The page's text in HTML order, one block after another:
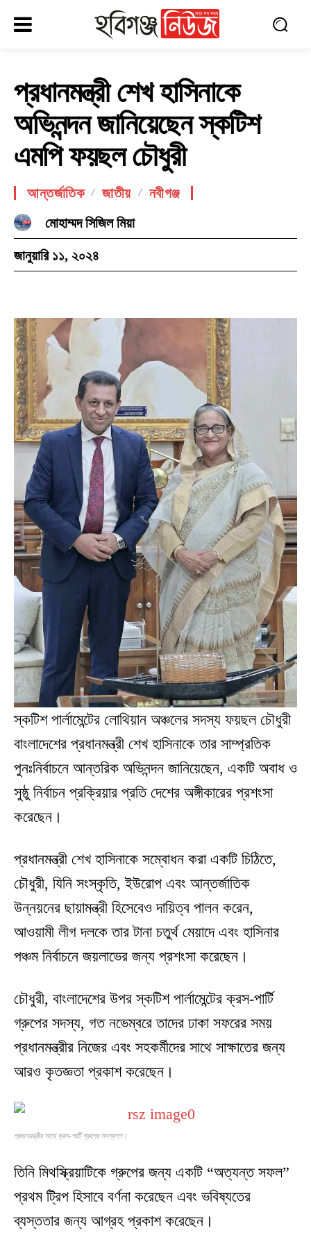
প্রধানমন্ত্রী শেখ হাসিনাকে
অভিনন্দন জানিয়েছেন স্কটিশ
এমপি ফয়ছল চৌধুরী
আন্তর্জাতিক জাতীয়
নবীগঞ্জ
মোহাম্মদ সিজিল মিয়া
জানুয়ারি ১১, ২০২৪
স্কটিশ পার্লামেন্টের লোথিয়ান অঞ্চলের সদস্য ফয়ছল চৌধুরী
বাংলাদেশের প্রধানমন্ত্রী শেখ হাসিনাকে তার সাম্প্রতিক
পুনঃনির্বাচনে আন্তরিক অভিনন্দন জানিয়েছেন, একটি অবাধ ও
সুষ্ঠু নির্বাচন প্রক্রিয়ার প্রতি দেশের অঙ্গীকারের প্রশংসা
করেছেন।
প্রধানমন্ত্রী শেখ হাসিনাকে সম্বোধন করা একটি চিঠিতে,
চৌধুরী, যিনি সংস্কৃতি, ইউরোপ এবং আন্তর্জাতিক
উন্নয়নের ছায়ামন্ত্রী হিসেবেও দায়িত্ব পালন করেন,
আওয়ামী লীগ দলকে তার টানা চতুর্থ মেয়াদে এবং হাসিনার
পঞ্চম নির্বাচনে জয়লাভের জন্য প্রশংসা করেছেন।
চৌধুরী, বাংলাদেশের উপর স্কটিশ পার্লামেন্টের ক্রস-পার্টি
গ্রুপের সদস্য, গত নভেম্বরে তাদের ঢাকা সফরের সময়
প্রধানমন্ত্রীর নিজের এবং সহকর্মীদের সাথে সাক্ষাতের জন্য
আরও কৃতজ্ঞতা প্রকাশ করেছেন।
প্রধানমন্ত্রীর সাথে ক্রস-পার্টি গ্রুপের সদস্যগণ।
তিনি মিথস্ক্রিয়াটিকে গ্রুপের জন্য একটি “অত্যন্ত সফল”
প্রথম ট্রিপ হিসাবে বর্ণনা করেছেন এবং ভবিষ্যতের
ব্যস্ততার জন্য আগ্রহ প্রকাশ করেছেন।